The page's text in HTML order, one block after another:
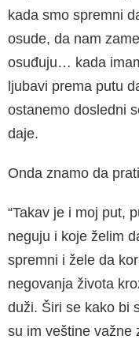
kada smo spremni
osude, da nam
osuđuju… kada
ljubavi prema putu
ostanemo dosledni
daje.
Onda znamo da
“Takav je i moj put,
neguju i koje želim
spremni i žele da
negovanja života
duži. Širi se kako bi
su im veštine važne